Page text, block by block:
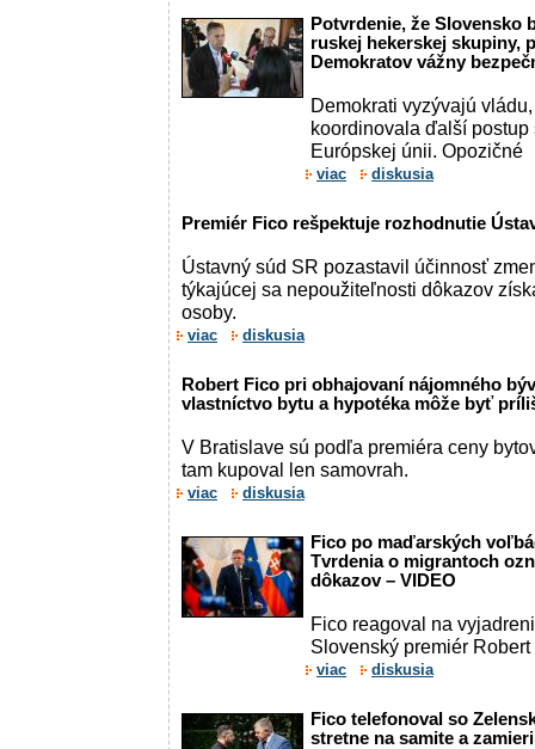
Potvrdenie, že Slovensko
ruskej hekerskej skupiny,
Demokratov vážny
Demokrati vyzývajú
koordinovala ďalší postup
Európskej únii. Opozičné
viac diskusia
Premiér Fico rešpektuje rozhodnutie
Ústavný súd SR pozastavil účinnosť
týkajúcej sa nepoužiteľnosti dôkazov
osoby.
viac diskusia
Robert Fico pri obhajovaní nájomného
vlastníctvo bytu a hypotéka môže byť
V Bratislave sú podľa premiéra ceny
tam kupoval len samovrah.
viac diskusia
Fico po maďarských
Tvrdenia o migrantoch
dôkazov – VIDEO
Fico reagoval na
Slovenský premiér Robert
viac diskusia
Fico telefonoval so
stretne na samite a